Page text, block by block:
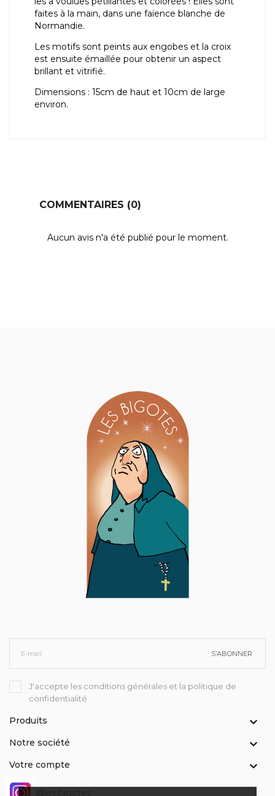
faites à la main, dans une faïence blanche de
Normandie.
Les motifs sont peints aux engobes et la croix
est ensuite émaillée pour obtenir un aspect
brillant et vitrifié.
Dimensions : 15cm de haut et 10cm de large
environ.
COMMENTAIRES (0)
Aucun avis n'a été publié pour le moment.
S’ABONNER
J'accepte les conditions générales et la politique de
confidentialité
Produits 
Notre société 
Votre compte 